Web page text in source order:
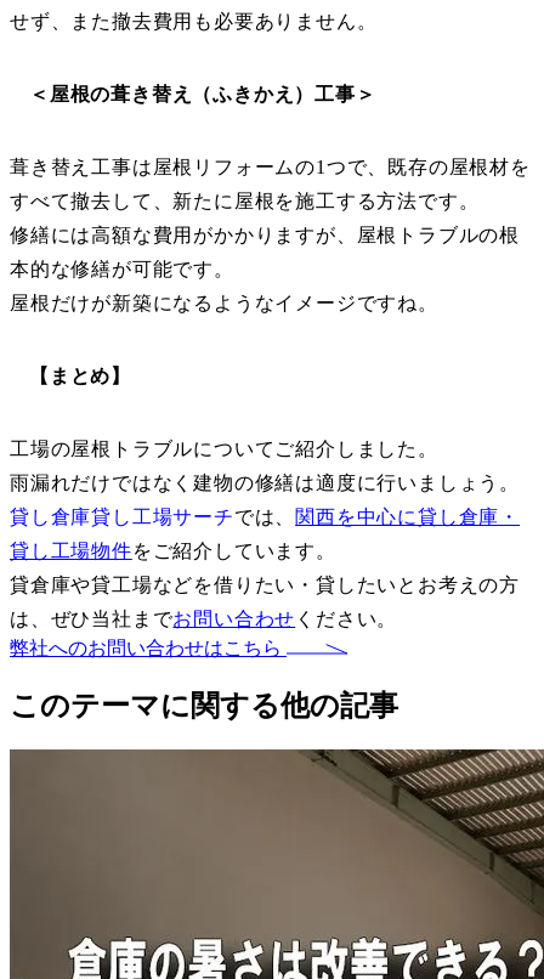
せず、また撤去費用も必要ありません。
＜屋根の葺き替え（ふきかえ）工事＞
葺き替え工事は屋根リフォームの1つで、既存の屋根材を
すべて撤去して、新たに屋根を施工する方法です。
修繕には高額な費用がかかりますが、屋根トラブルの根
本的な修繕が可能です。
屋根だけが新築になるようなイメージですね。
【まとめ】
工場の屋根トラブルについてご紹介しました。
雨漏れだけではなく建物の修繕は適度に行いましょう。
貸し倉庫貸し工場サーチでは、 関西を中心に貸し倉庫・
貸し工場物件をご紹介しています。
貸倉庫や貸工場などを借りたい・貸したいとお考えの方
は、ぜひ当社までお問い合わせ ください。
弊社へのお問い合わせはこちら
このテーマに関する他の記事